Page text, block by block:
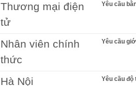
Thương mại điện
tử
Yêu cầu
Nhân viên chính
thức
Yêu cầu
Hà Nội Yêu cầu độ